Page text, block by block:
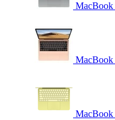
MacBook
MacBook